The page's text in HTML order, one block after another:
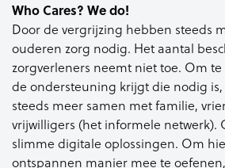
Who Cares? We do!
Door de vergrijzing hebben steeds
ouderen zorg nodig. Het aantal
zorgverleners neemt niet toe. Om
de ondersteuning krijgt die nodig
steeds meer samen met familie,
vrijwilligers (het informele netwerk).
slimme digitale oplossingen. Om
ontspannen manier mee te